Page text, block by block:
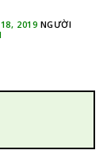
2019 NGƯỜI